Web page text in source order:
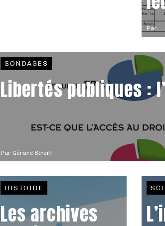
Par
Par Gérard Streiff
SONDAGES
Libertés publiques :
HISTOIRE
Les archives